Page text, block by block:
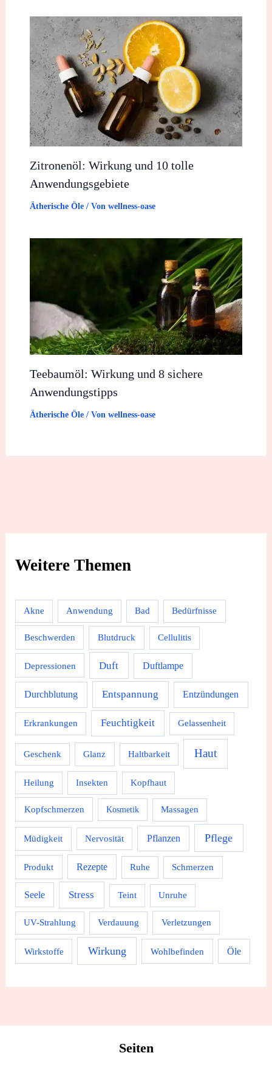
Weitere Themen
Akne Anwendung Bad Bedürfnisse
Beschwerden Blutdruck Cellulitis
Depressionen Duft Duftlampe
Durchblutung Entspannung Entzündungen
Erkrankungen Feuchtigkeit Gelassenheit
Geschenk Glanz Haltbarkeit Haut
Heilung Insekten Kopfhaut
Kopfschmerzen Kosmetik Massagen
Müdigkeit Nervosität Pflanzen Pflege
Produkt Rezepte Ruhe Schmerzen
Seele Stress Teint Unruhe
UV-Strahlung Verdauung Verletzungen
Wirkstoffe Wirkung Wohlbefinden Öle
Zitronenöl: Wirkung und 10 tolle
Anwendungsgebiete
Ätherische Öle/ Von wellness-oase
Teebaumöl: Wirkung und 8 sichere
Anwendungstipps
Ätherische Öle/ Von wellness-oase
Seiten